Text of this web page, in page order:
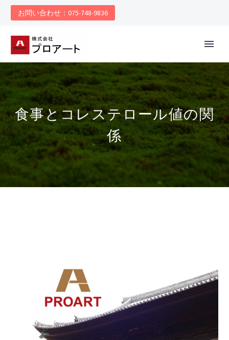
お問い合わせ：075-748-9836
食事とコレステロール値の関
係